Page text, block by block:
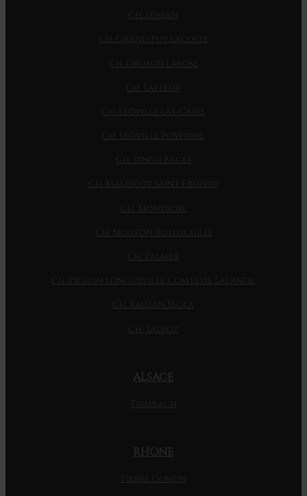
Ch. D'Issan
Ch. Grand Puy Lacoste
Ch. Gruaud Larose
Ch. Lafleur
Ch. Leoville Las-Cases
Ch. Leoville Poyferre
Ch. Lynch Bages
Ch. Malescot Saint Exupery
Ch. Montrose
Ch. Mouton Rothschild
Ch. Palmer
Ch. Pichon Longueville Comtesse Lalande
Ch. Rauzan Segla
Ch. Talbot
ALSACE
Trimbach
RHONE
Pierre Gonon